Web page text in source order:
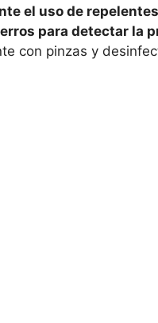
el uso de
para detectar la
con pinzas y